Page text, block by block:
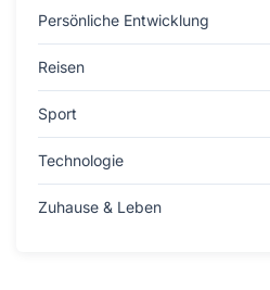
Persönliche Entwicklung
Reisen
Sport
Technologie
Zuhause & Leben